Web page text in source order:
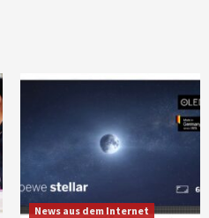
News aus dem Internet